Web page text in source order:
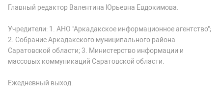
Главный редактор Валентина Юрьевна Евдокимова.
Учредители: 1. АНО "Аркадакское информационное агентство";
2. Собрание Аркадакского муниципального района
Саратовской области; 3. Министерство информации и
массовых коммуникаций Саратовской области.
Ежедневный выход.